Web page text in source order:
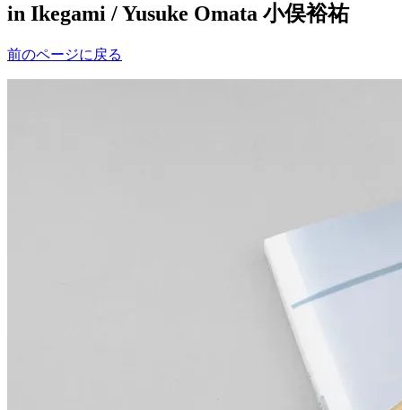
in Ikegami / Yusuke Omata 小俣裕祐
前のページに戻る